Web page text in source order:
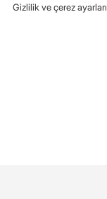
Gizlilik ve çerez ayarları